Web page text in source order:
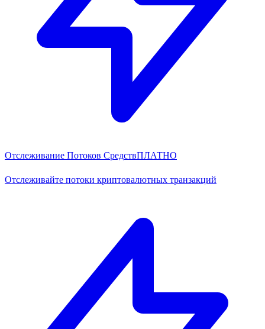
Отслеживание Потоков СредствПЛАТНО
Отслеживайте потоки криптовалютных транзакций